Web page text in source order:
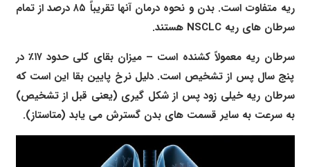
ریه متفاوت است. بدن و نحوه درمان آنها تقریباً ۸۵ درصد از تمام
سرطان های ریه NSCLC هستند.
سرطان ریه معمولاً کشنده است – میزان بقای کلی حدود ۱۷٪ در
پنج سال پس از تشخیص است. دلیل نرخ پایین بقا این است که
سرطان ریه خیلی زود پس از شکل گیری (یعنی قبل از تشخیص)
به سرعت به سایر قسمت های بدن گسترش می یابد (متاستاز).